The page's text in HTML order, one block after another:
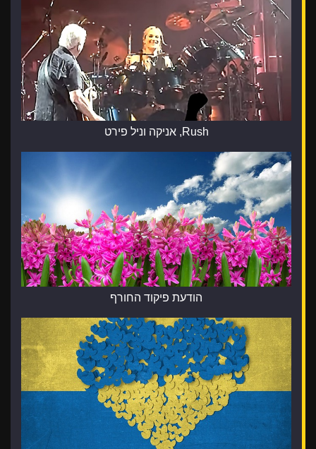
Rush, אניקה וניל פירט
הודעת פיקוד החורף